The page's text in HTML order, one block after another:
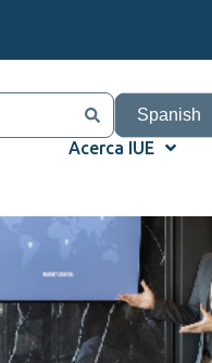
Spanish
Acerca IUE